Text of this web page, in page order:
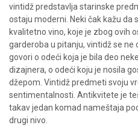
vintidž predstavlja starinske
ostaju moderni. Neki čak kažu da
kvalitetno vino, koje je zbog ovih
garderoba u pitanju, vintidž se ne
govori o odeći koja je bila deo
dizajnera, o odeći koju je nosila
džepom. Vintidž predmeti svoju
sentimentalnosti. Antikvitete je
takav jedan komad nameštaja
drugi nivo.